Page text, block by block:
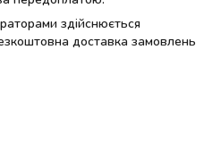
здійснюється
доставка замовлень